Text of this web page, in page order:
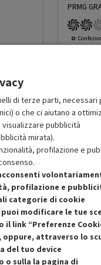
Viet Nam
Brother Industries, Ltd.
Brother International
customer@brother.it
da
prodotto
PRMG
O:
O:
In
di terze parti, necessari
o che ci aiutano a
pubblicità
mirata).
profilazione e
profilazione e
categorie di cookie
puoi modificare le tue
link “Preferenze
oppure, attraverso lo
del tuo device
o sulla la pagina di